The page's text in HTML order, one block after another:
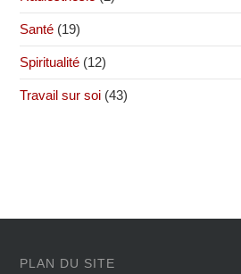
Santé (19)
Spiritualité (12)
Travail sur soi (43)
PLAN DU SITE